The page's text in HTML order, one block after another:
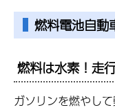
燃料電池自動
燃料は水素！走
ガソリンを燃やし